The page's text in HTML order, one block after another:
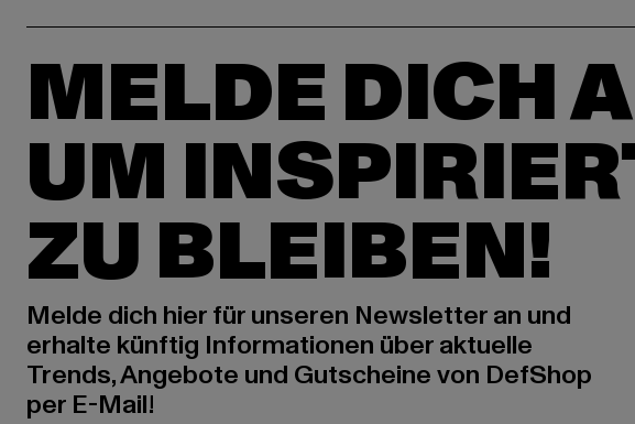
MELDE DICH
UM
ZU BLEIBEN!
Melde dich hier für unseren Newsletter an und
erhalte künftig Informationen über aktuelle
Trends, Angebote und Gutscheine von DefShop
per E-Mail!